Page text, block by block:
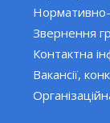
Звернення
Контактна
Вакансії,